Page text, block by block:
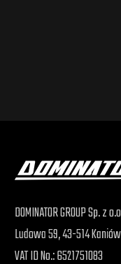
DOMINATOR GROUP Sp. z
Ludowa 59, 43-514
VAT ID No.: 6521751083